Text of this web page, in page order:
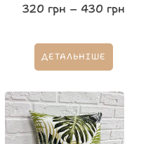
320 грн – 430 грн
ДЕТАЛЬНІШЕ